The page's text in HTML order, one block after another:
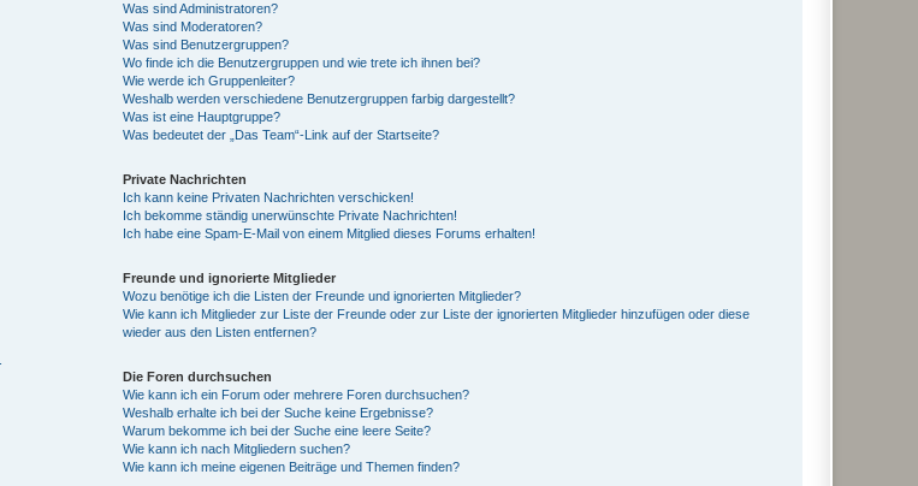
Was sind Administratoren?
Was sind Moderatoren?
Was sind Benutzergruppen?
Wo finde ich die Benutzergruppen und wie trete ich ihnen bei?
Wie werde ich Gruppenleiter?
Weshalb werden verschiedene Benutzergruppen farbig dargestellt?
Was ist eine Hauptgruppe?
Was bedeutet der „Das Team“-Link auf der Startseite?
Private Nachrichten
Ich kann keine Privaten Nachrichten verschicken!
Ich bekomme ständig unerwünschte Private Nachrichten!
Ich habe eine Spam-E-Mail von einem Mitglied dieses Forums erhalten!
Freunde und ignorierte Mitglieder
Wozu benötige ich die Listen der Freunde und ignorierten Mitglieder?
Wie kann ich Mitglieder zur Liste der Freunde oder zur Liste der ignorierten Mitglieder hinzufügen oder diese
wieder aus den Listen entfernen?
Die Foren durchsuchen
Wie kann ich ein Forum oder mehrere Foren durchsuchen?
Weshalb erhalte ich bei der Suche keine Ergebnisse?
Warum bekomme ich bei der Suche eine leere Seite?
Wie kann ich nach Mitgliedern suchen?
Wie kann ich meine eigenen Beiträge und Themen finden?